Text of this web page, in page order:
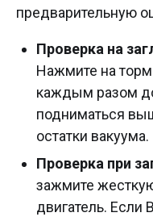
предварительную
Проверка на
Нажмите на
каждым разом
подниматься
остатки вакуума.
Проверка при
зажмите
двигатель. Если